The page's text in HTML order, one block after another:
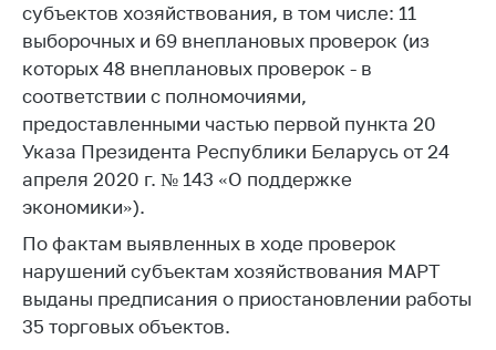
Контакты
Адрес и режим
работы
Министра
Горячая линия
Пресс-служба
Вышестоящий
государственный
орган
субъектов хозяйствования, в том числе: 11
выборочных и 69 внеплановых проверок (из
которых 48 внеплановых проверок - в
соответствии с полномочиями,
предоставленными частью первой пункта 20
Указа Президента Республики Беларусь от 24
апреля 2020 г. № 143 «О поддержке
экономики»).
По фактам выявленных в ходе проверок
нарушений субъектам хозяйствования МАРТ
выданы предписания о приостановлении работы
35 торговых объектов.